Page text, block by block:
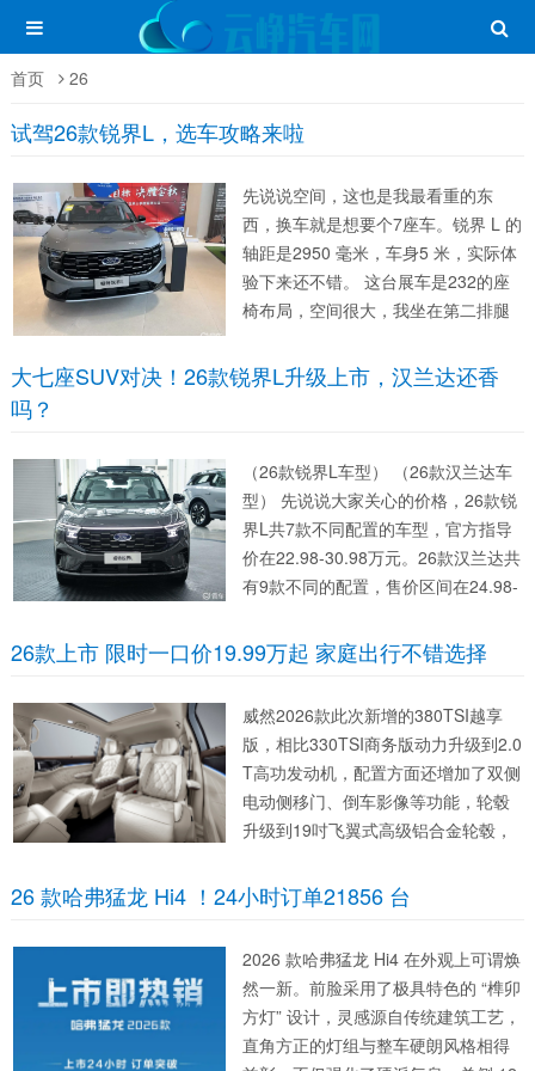
首页 26
试驾26款锐界L，选车攻略来啦
先说说空间，这也是我最看重的东
西，换车就是想要个7座车。锐界 L 的
轴距是2950 毫米，车身5 米，实际体
验下来还不错。 这台展车是232的座
椅布局，空间很大，我坐在第二排腿
m 的身高坐进去，膝盖离前排还有一
拳空隙，不用像汉兰达那样蜷着腿。
大七座SUV对决！26款锐界L升级上市，汉兰达还香
吗？
（26款锐界L车型） （26款汉兰达车
型） 先说说大家关心的价格，26款锐
界L共7款不同配置的车型，官方指导
价在22.98-30.98万元。26款汉兰达共
有9款不同的配置，售价区间在24.98-
混动版本两种动力形式，选择性还是
比较丰富的。从价格来看，...
26款上市 限时一口价19.99万起 家庭出行不错选择
威然2026款此次新增的380TSI越享
版，相比330TSI商务版动力升级到2.0
T高功发动机，配置方面还增加了双侧
电动侧移门、倒车影像等功能，轮毂
升级到19吋飞翼式高级铝合金轮毂，
为一款MPV车型，空间表现一直以来
都是众多消费者很在意的一点，大众
26 款哈弗猛龙 Hi4 ！24小时订单21856 台
2026 款哈弗猛龙 Hi4 在外观上可谓焕
然一新。前脸采用了极具特色的 “榫卯
方灯” 设计，灵感源自传统建筑工艺，
直角方正的灯组与整车硬朗风格相得